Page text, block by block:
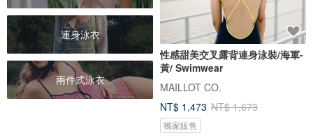
連身泳衣
兩件式泳衣
性感甜美交叉露背連身泳裝/海軍-
黃/ Swimwear
MAILLOT CO.
NT$ 1,473 NT$ 1,673
獨家販售